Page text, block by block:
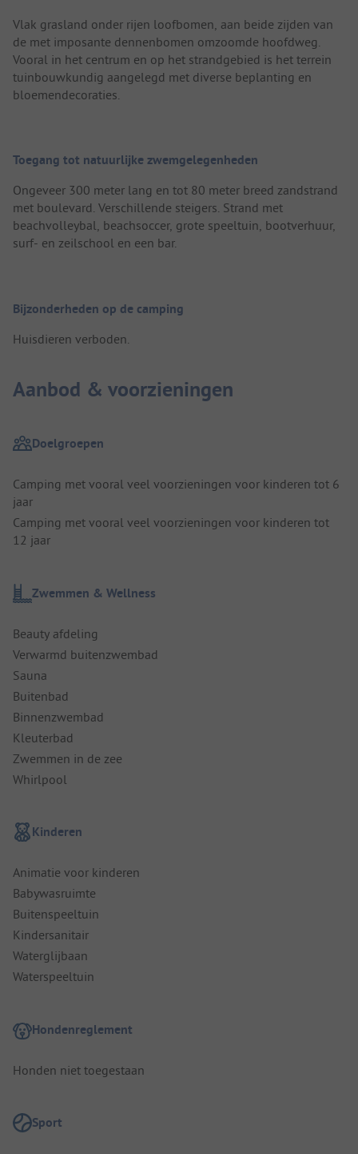
Vlak grasland onder rijen loofbomen, aan beide zijden van
de met imposante dennenbomen omzoomde hoofdweg.
Vooral in het centrum en op het strandgebied is het terrein
tuinbouwkundig aangelegd met diverse beplanting en
bloemendecoraties.
Toegang tot natuurlijke zwemgelegenheden
Ongeveer 300 meter lang en tot 80 meter breed zandstrand
met boulevard. Verschillende steigers. Strand met
beachvolleybal, beachsoccer, grote speeltuin, bootverhuur,
surf- en zeilschool en een bar.
Bijzonderheden op de camping
Huisdieren verboden.
Aanbod & voorzieningen
Doelgroepen
Camping met vooral veel voorzieningen voor kinderen tot 6
jaar
Camping met vooral veel voorzieningen voor kinderen tot
12 jaar
Zwemmen & Wellness
Beauty afdeling
Verwarmd buitenzwembad
Sauna
Buitenbad
Binnenzwembad
Kleuterbad
Zwemmen in de zee
Whirlpool
Kinderen
Animatie voor kinderen
Babywasruimte
Buitenspeeltuin
Kindersanitair
Waterglijbaan
Waterspeeltuin
Hondenreglement
Honden niet toegestaan
Sport